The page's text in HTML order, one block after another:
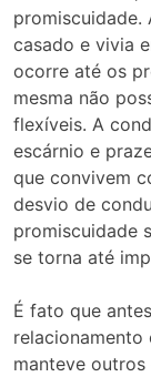
promiscuidade.
casado e vivia
ocorre até os
mesma não
flexíveis. A
escárnio e
que convivem
desvio de
promiscuidade
se torna até
É fato que
relacionamento
manteve